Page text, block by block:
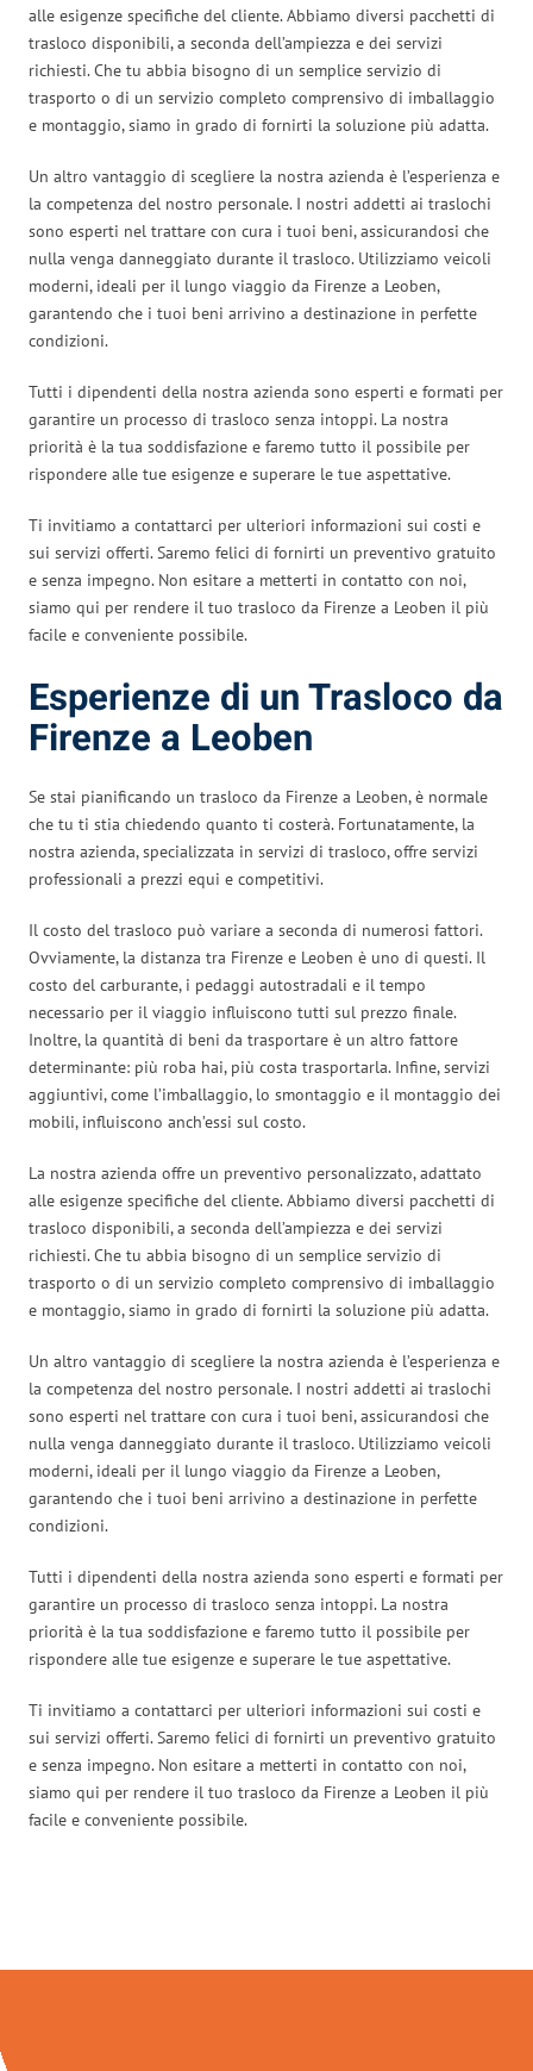
alle esigenze specifiche del cliente. Abbiamo diversi pacchetti di
trasloco disponibili, a seconda dell’ampiezza e dei servizi
richiesti. Che tu abbia bisogno di un semplice servizio di
trasporto o di un servizio completo comprensivo di imballaggio
e montaggio, siamo in grado di fornirti la soluzione più adatta.
Un altro vantaggio di scegliere la nostra azienda è l’esperienza e
la competenza del nostro personale. I nostri addetti ai traslochi
sono esperti nel trattare con cura i tuoi beni, assicurandosi che
nulla venga danneggiato durante il trasloco. Utilizziamo veicoli
moderni, ideali per il lungo viaggio da Firenze a Leoben,
garantendo che i tuoi beni arrivino a destinazione in perfette
condizioni.
Tutti i dipendenti della nostra azienda sono esperti e formati per
garantire un processo di trasloco senza intoppi. La nostra
priorità è la tua soddisfazione e faremo tutto il possibile per
rispondere alle tue esigenze e superare le tue aspettative.
Ti invitiamo a contattarci per ulteriori informazioni sui costi e
sui servizi offerti. Saremo felici di fornirti un preventivo gratuito
e senza impegno. Non esitare a metterti in contatto con noi,
siamo qui per rendere il tuo trasloco da Firenze a Leoben il più
facile e conveniente possibile.
Esperienze di un Trasloco da
Firenze a Leoben
Se stai pianificando un trasloco da Firenze a Leoben, è normale
che tu ti stia chiedendo quanto ti costerà. Fortunatamente, la
nostra azienda, specializzata in servizi di trasloco, offre servizi
professionali a prezzi equi e competitivi.
Il costo del trasloco può variare a seconda di numerosi fattori.
Ovviamente, la distanza tra Firenze e Leoben è uno di questi. Il
costo del carburante, i pedaggi autostradali e il tempo
necessario per il viaggio influiscono tutti sul prezzo finale.
Inoltre, la quantità di beni da trasportare è un altro fattore
determinante: più roba hai, più costa trasportarla. Infine, servizi
aggiuntivi, come l’imballaggio, lo smontaggio e il montaggio dei
mobili, influiscono anch’essi sul costo.
La nostra azienda offre un preventivo personalizzato, adattato
alle esigenze specifiche del cliente. Abbiamo diversi pacchetti di
trasloco disponibili, a seconda dell’ampiezza e dei servizi
richiesti. Che tu abbia bisogno di un semplice servizio di
trasporto o di un servizio completo comprensivo di imballaggio
e montaggio, siamo in grado di fornirti la soluzione più adatta.
Un altro vantaggio di scegliere la nostra azienda è l’esperienza e
la competenza del nostro personale. I nostri addetti ai traslochi
sono esperti nel trattare con cura i tuoi beni, assicurandosi che
nulla venga danneggiato durante il trasloco. Utilizziamo veicoli
moderni, ideali per il lungo viaggio da Firenze a Leoben,
garantendo che i tuoi beni arrivino a destinazione in perfette
condizioni.
Tutti i dipendenti della nostra azienda sono esperti e formati per
garantire un processo di trasloco senza intoppi. La nostra
priorità è la tua soddisfazione e faremo tutto il possibile per
rispondere alle tue esigenze e superare le tue aspettative.
Ti invitiamo a contattarci per ulteriori informazioni sui costi e
sui servizi offerti. Saremo felici di fornirti un preventivo gratuito
e senza impegno. Non esitare a metterti in contatto con noi,
siamo qui per rendere il tuo trasloco da Firenze a Leoben il più
facile e conveniente possibile.